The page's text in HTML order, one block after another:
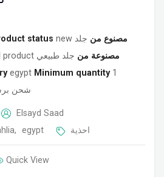
status new مصنوع من جلد
product مصنوعة من جلد طبيعي
egypt Minimum quantity 1
شحن
Elsayd Saad
, egypt احذية
Quick View